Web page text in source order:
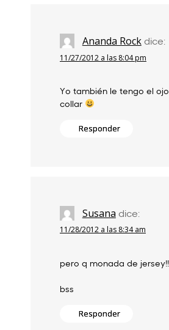
Ananda Rock dice:
11/27/2012 a las 8:04 pm
Yo también le tengo el
collar
Responder
Susana dice:
11/28/2012 a las 8:34 am
pero q monada de jersey!!
bss
Responder